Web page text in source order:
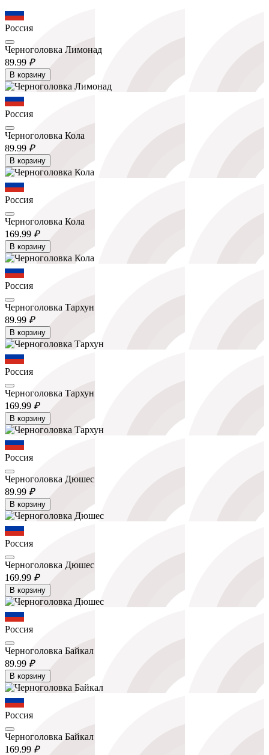
Россия
Черноголовка Лимонад
89.99 ₽
В корзину
Россия
Черноголовка Кола
89.99 ₽
В корзину
Россия
Черноголовка Кола
169.99 ₽
В корзину
Россия
Черноголовка Тархун
89.99 ₽
В корзину
Россия
Черноголовка Тархун
169.99 ₽
В корзину
Россия
Черноголовка Дюшес
89.99 ₽
В корзину
Россия
Черноголовка Дюшес
169.99 ₽
В корзину
Россия
Черноголовка Байкал
89.99 ₽
В корзину
Россия
Черноголовка Байкал
169.99 ₽